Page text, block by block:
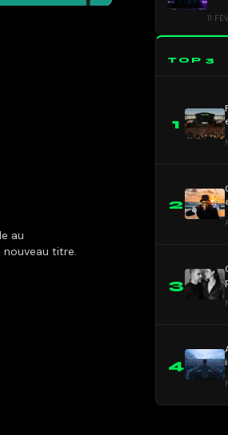
au
titre.
11
TOP 3
1
2
3
4